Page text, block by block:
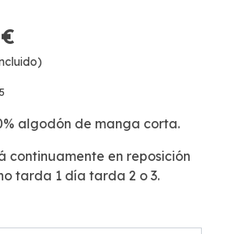
algodón de manga corta.
continuamente en reposición
tarda 1 día tarda 2 o 3.